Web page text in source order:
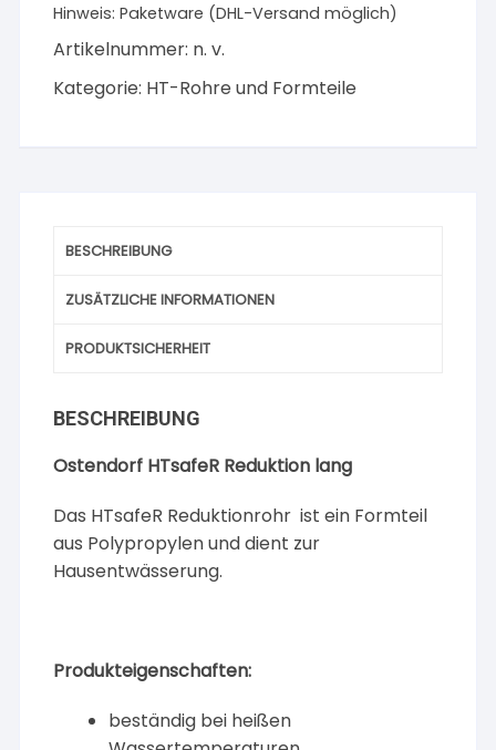
lang
Menge
Hinweis:Paketware (DHL-Versand möglich)
Artikelnummer: n. v.
Kategorie: HT-Rohre und Formteile
BESCHREIBUNG
ZUSÄTZLICHE INFORMATIONEN
PRODUKTSICHERHEIT
BESCHREIBUNG
Ostendorf HTsafeR Reduktion lang
Das HTsafeR Reduktionrohr ist ein Formteil
aus Polypropylen und dient zur
Hausentwässerung.
Produkteigenschaften:
beständig bei heißen